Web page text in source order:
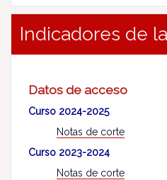
Indicadores de
Datos de acceso
Curso 2024-2025
Notas de corte
Curso 2023-2024
Notas de corte